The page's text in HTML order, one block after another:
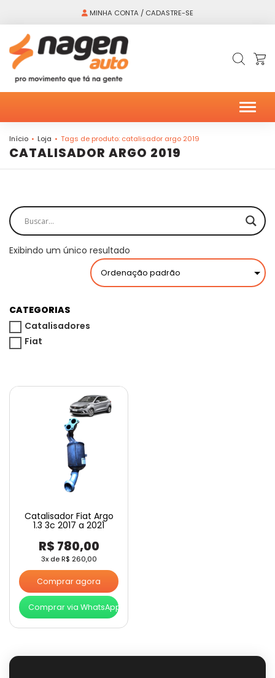
MINHA CONTA / CADASTRE-SE
Início Loja Tags de produto: catalisador argo 2019
CATALISADOR ARGO 2019
Exibindo um único resultado
CATEGORIAS
Catalisadores
Fiat
Catalisador Fiat Argo
1.3 3c 2017 a 2021
R$ 780,00
3x deR$ 260,00
Comprar agora
Comprar via WhatsApp